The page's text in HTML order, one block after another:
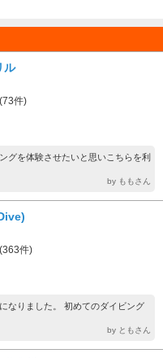
ル
(73件)
グを体験させたいと思いこちらを利
by ももさん
(363件)
なりました。 初めてのダイビング
by ともさん